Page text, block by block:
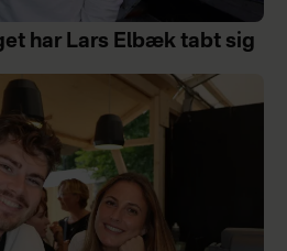
har Lars Elbæk tabt sig